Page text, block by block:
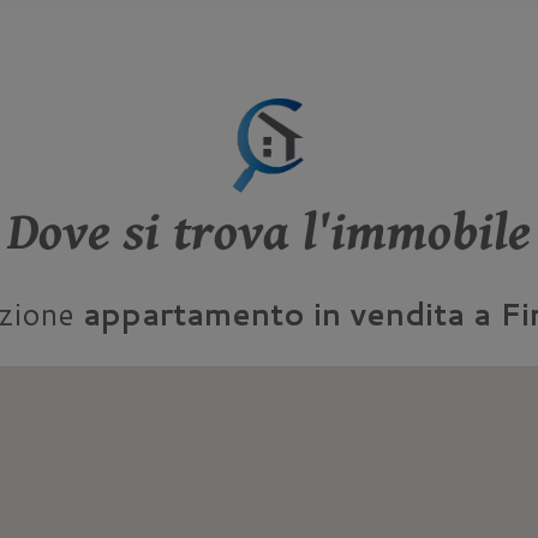
Dove si trova l'immobile
appartamento in vendita a